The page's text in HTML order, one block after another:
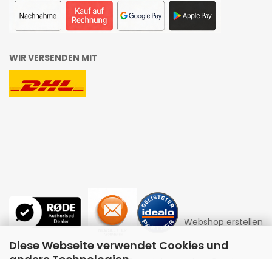
Diese Webseite verwendet Cookies und
WIR VERSENDEN MIT
Webshop erstellen